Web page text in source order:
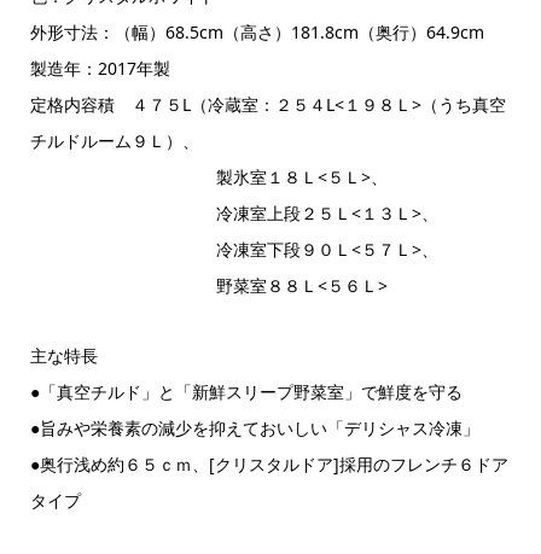
外形寸法：（幅）68.5cm（高さ）181.8cm（奥行）64.9cm
製造年：2017年製
定格内容積 ４７５L（冷蔵室：２５４L<１９８Ｌ>（うち真空
チルドルーム９Ｌ）、
製氷室１８Ｌ<５Ｌ>、
冷凍室上段２５Ｌ<１３Ｌ>、
冷凍室下段９０Ｌ<５７Ｌ>、
野菜室８８Ｌ<５６Ｌ>
主な特長
●「真空チルド」と「新鮮スリープ野菜室」で鮮度を守る
●旨みや栄養素の減少を抑えておいしい「デリシャス冷凍」
●奥行浅め約６５ｃｍ、[クリスタルドア]採用のフレンチ６ドア
タイプ